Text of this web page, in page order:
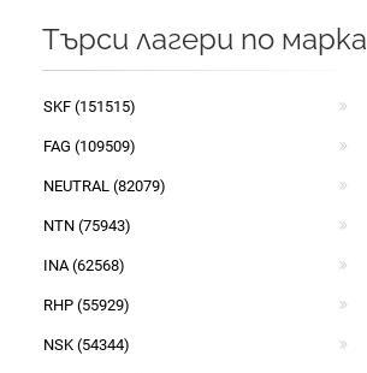
Търси лагери по марка
SKF (151515)
FAG (109509)
NEUTRAL (82079)
NTN (75943)
INA (62568)
RHP (55929)
NSK (54344)